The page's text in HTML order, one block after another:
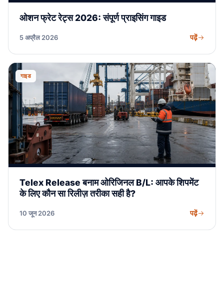
ओशन फ्रेट रेट्स 2026: संपूर्ण प्राइसिंग गाइड
5 अप्रैल 2026 पढ़ें
गाइड
Telex Release बनाम ओरिजिनल B/L: आपके शिपमेंट
के लिए कौन सा रिलीज़ तरीका सही है?
10 जून 2026 पढ़ें